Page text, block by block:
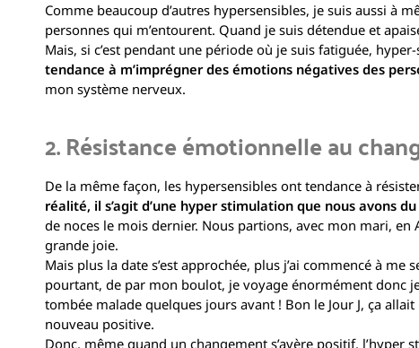
Comme beaucoup d’autres hypersensibles, je suis aussi à
personnes qui m’entourent. Quand je suis détendue et
Mais, si c’est pendant une période où je suis fatiguée,
tendance à m’imprégner des émotions négatives des
mon système nerveux.
2. Résistance émotionnelle au
De la même façon, les hypersensibles ont tendance à
réalité, il s’agit d’une hyper stimulation que nous avons
de noces le mois dernier. Nous partions, avec mon mari, en
grande joie.
Mais plus la date s’est approchée, plus j’ai commencé à
pourtant, de par mon boulot, je voyage énormément donc
tombée malade quelques jours avant ! Bon le Jour J, ça
nouveau positive.
Donc, même quand un changement s’avère positif,